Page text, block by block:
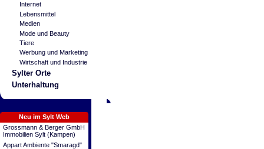
Internet
Lebensmittel
Medien
Mode und Beauty
Tiere
Werbung und Marketing
Wirtschaft und Industrie
Sylter Orte
Unterhaltung
Neu im Sylt Web
Grossmann & Berger GmbH
Immobilien Sylt (Kampen)
Appart Ambiente "Smaragd"